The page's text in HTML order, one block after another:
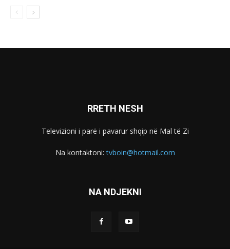
RRETH NESH
Televizioni i parë i pavarur shqip në Mal të Zi
Na kontaktoni:tvboin@hotmail.com
NA NDJEKNI